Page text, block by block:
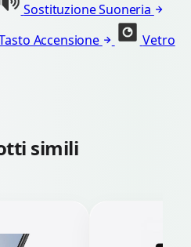
Sostituzione Suoneria
Accensione
Vetro
simili